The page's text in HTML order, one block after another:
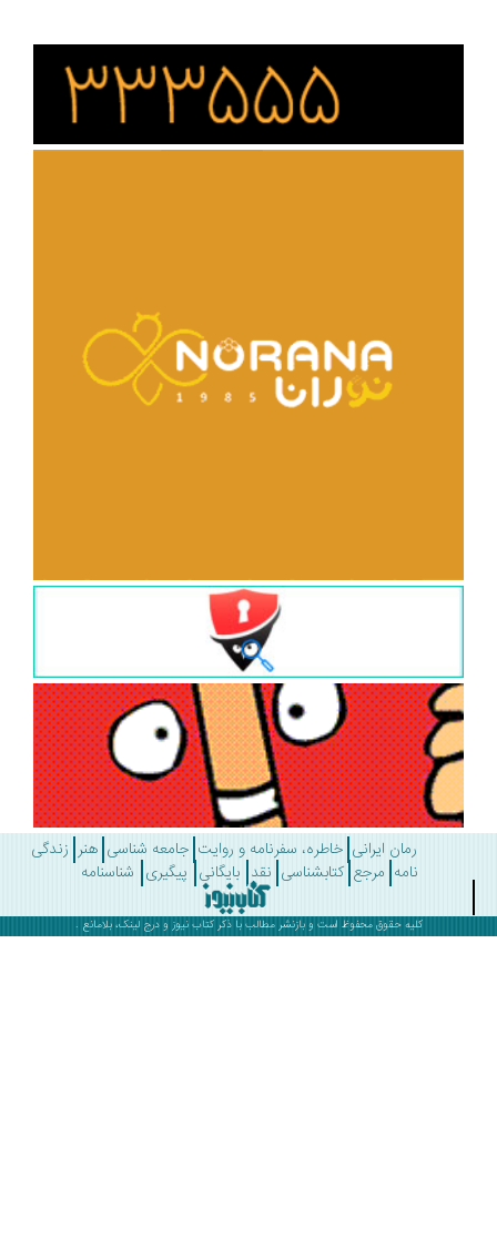
رمان ایرانی خاطره، سفرنامه و روایت جامعه شناسی هنر زندگی
مرجع کتابشناسی نقد بایگانی پیگیری شناسنامه
کلیه حقوق محفوظ است و بازنشر مطالب با ذکرکتاب نیوزو درج لینک، بلامانع .